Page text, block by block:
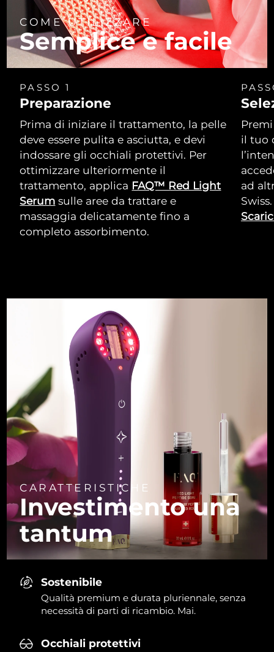
COME UTILIZZARE
Semplice e facile
PASSO 1
Preparazione
Prima di iniziare il trattamento, la pelle
deve essere pulita e asciutta, e devi
indossare gli occhiali protettivi. Per
ottimizzare ulteriormente il
trattamento, applica FAQ™ Red Light
Serum sulle aree da trattare e
massaggia delicatamente fino a
completo assorbimento.
il tuo
ad
Swiss.
CARATTERISTICHE
Investimento una
tantum
Sostenibile
Qualità premium e durata pluriennale, senza
necessità di parti di ricambio. Mai.
Occhiali protettivi